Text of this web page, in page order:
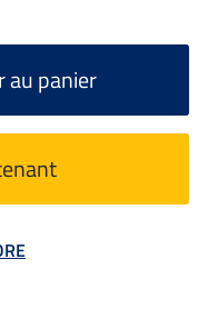
au panier